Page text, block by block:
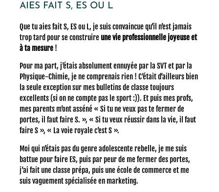
AIES FAIT S, ES OU L
Que tu aies fait S, ES ou L, je suis convaincue qu’il n’est jamais
trop tard pour se construire une vie professionnelle joyeuse et
à ta mesure !
Pour ma part, j’étais absolument ennuyée par la SVT et par la
Physique-Chimie, je ne comprenais rien ! C’était d’ailleurs bien
la seule exception sur mes bulletins de classe toujours
excellents (si on ne compte pas le sport :)). Et puis mes profs,
mes parents m’ont asséné « Si tu ne veux pas te fermer de
portes, il faut faire S. », « Si tu veux réussir dans la vie, il faut
faire S », « La voie royale c’est S ».
Moi qui n’étais pas du genre adolescente rebelle, je me suis
battue pour faire ES, puis par peur de me fermer des portes,
j’ai fait une classe prépa, puis une école de commerce et me
suis vaguement spécialisée en marketing.